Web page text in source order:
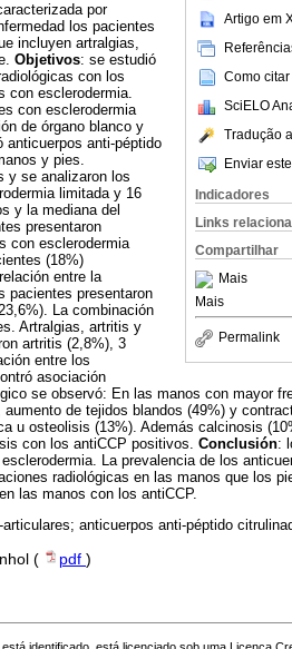
Artigo em
Como
SciELO
Tradução
Enviar
Indicadores
Links
Compartilhar
Mais
Mais
Permalink
por
los pacientes
incluyen artralgias,
Objetivos: se estudió
con los
con esclerodermia.
con esclerodermia
de órgano blanco y
anti-péptido
y pies.
y se analizaron los
limitada y 16
y la mediana del
presentaron
con esclerodermia
(18%)
entre la
pacientes presentaron
La combinación
Artralgias, artritis y
artritis (2,8%), 3
entre los
asociación
se observó: En las manos con mayor
de tejidos blandos (49%) y
u osteolisis (13%). Además calcinosis
con los antiCCP positivos. Conclusión:
La prevalencia de los
radiológicas en las manos que los
las manos con los antiCCP.
anticuerpos anti-péptido
( pdf )